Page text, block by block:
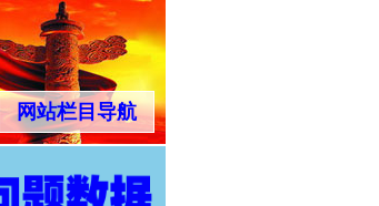
网站栏目导航